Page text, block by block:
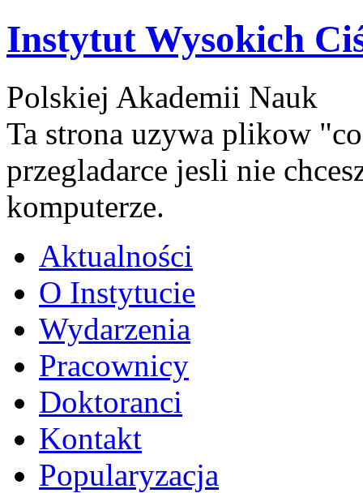
Instytut Wysokich
Polskiej Akademii Nauk
Ta strona uzywa plikow
przegladarce jesli nie
komputerze.
Aktualności
O Instytucie
Wydarzenia
Pracownicy
Doktoranci
Kontakt
Popularyzacja